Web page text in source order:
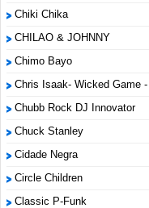
Chiki Chika
CHILAO & JOHNNY
Chimo Bayo
Chris Isaak- Wicked Game -
Chubb Rock DJ Innovator
Chuck Stanley
Cidade Negra
Circle Children
Classic P-Funk